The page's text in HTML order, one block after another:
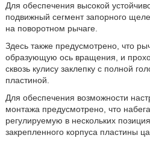
Для обеспечения высокой
подвижный сегмент запорного
на поворотном рычаге.
Здесь также предусмотрено, что
образующую ось вращения, и
сквозь кулису заклепку с полной
пластиной.
Для обеспечения возможности
монтажа предусмотрено, что
регулируемую в нескольких
закрепленного корпуса пластины